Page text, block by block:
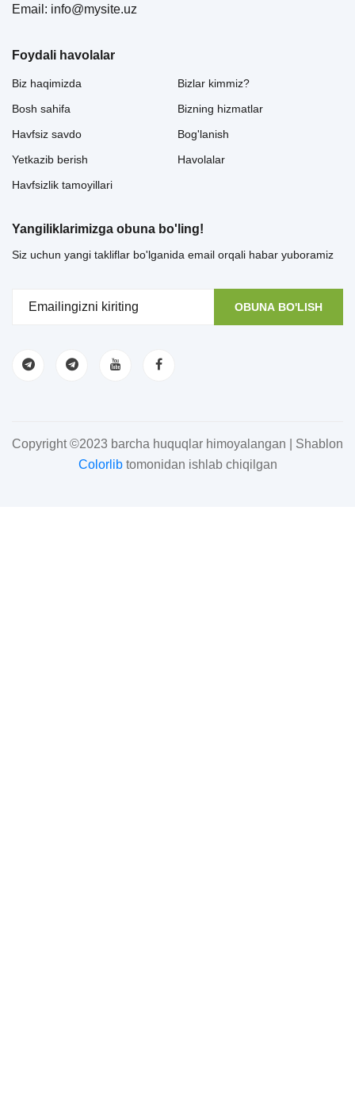
Email: info@mysite.uz
Foydali havolalar
Biz haqimizda
Bosh sahifa
Havfsiz savdo
Yetkazib berish
Havfsizlik tamoyillari
Bizlar kimmiz?
Bizning hizmatlar
Bog'lanish
Havolalar
Yangiliklarimizga obuna bo'ling!
Siz uchun yangi takliflar bo'lganida email orqali habar yuboramiz
OBUNA BO'LISH
Copyright ©2023 barcha huquqlar himoyalangan | Shablon
Colorlibtomonidan ishlab chiqilgan